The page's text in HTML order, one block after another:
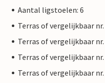
Aantal ligstoelen: 6
Terras of vergelijkbaar
Terras of vergelijkbaar
Terras of vergelijkbaar
Terras of vergelijkbaar